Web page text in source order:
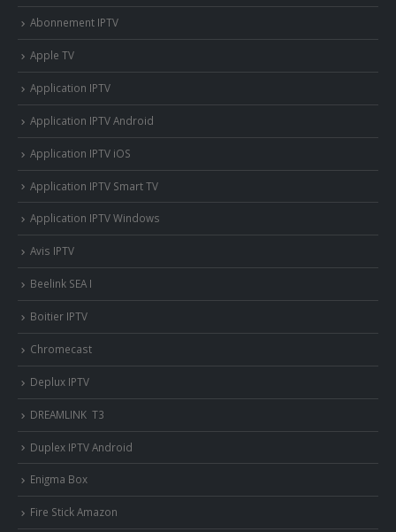
Abonnement IPTV
Apple TV
Application IPTV
Application IPTV Android
Application IPTV iOS
Application IPTV Smart TV
Application IPTV Windows
Avis IPTV
Beelink SEA I
Boitier IPTV
Chromecast
Deplux IPTV
DREAMLINK T3
Duplex IPTV Android
Enigma Box
Fire Stick Amazon